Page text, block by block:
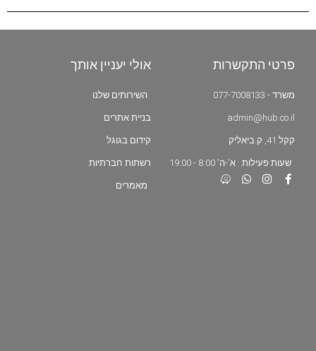
פרטי התקשרות
משרד - 077-7008133
admin@hub.co.il
קקל 41, ק.ביאליק
שעות פעילות : א'-ה' 8:00 - 19:00
אולי יעניין אותך
השירותים שלנו
בניית אתרים
קידום בגוגל
רשתות חברתיות
מאמרים